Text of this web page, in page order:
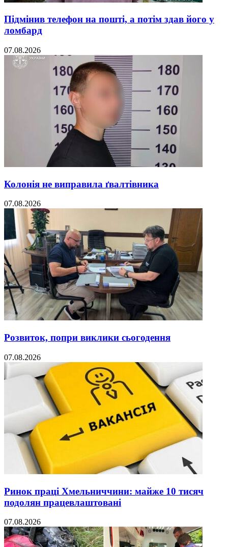
Підмінив телефон на пошті, а потім здав його у
ломбард
07.08.2026
Колонія не виправила ґвалтівника
07.08.2026
Розвиток, попри виклики сьогодення
07.08.2026
Ринок праці Хмельниччини: майже 10 тисяч
подолян працевлаштовані
07.08.2026